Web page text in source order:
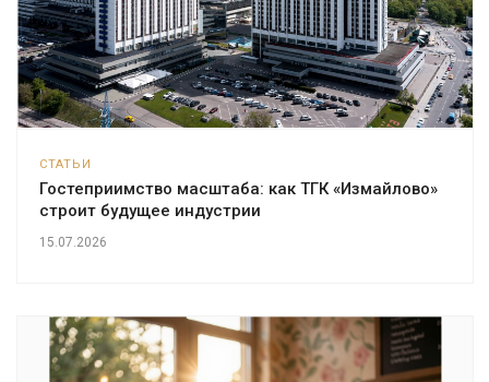
СТАТЬИ
Гостеприимство масштаба: как ТГК «Измайлово»
строит будущее индустрии
15.07.2026